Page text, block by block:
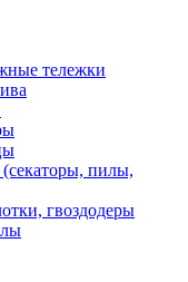
тележки
пилы,
гвоздодеры